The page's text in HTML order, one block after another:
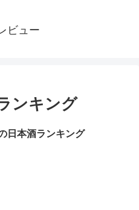
ビュー
ンキング
日本酒ランキング